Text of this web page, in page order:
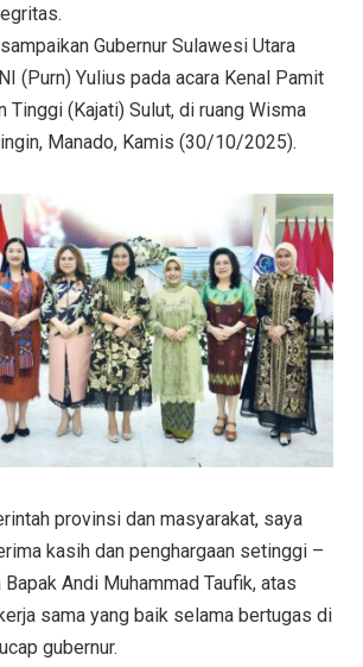
Gubernur Sulawesi Utara
(Purn) Yulius pada acara Kenal Pamit
Tinggi (Kajati) Sulut, di ruang Wisma
Manado, Kamis (30/10/2025).
provinsi dan masyarakat, saya
kasih dan penghargaan setinggi –
Andi Muhammad Taufik, atas
sama yang baik selama bertugas di
gubernur.